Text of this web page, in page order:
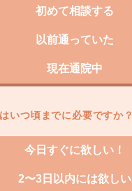
初めて相談する
以前通っていた
現在通院中
いつ頃までに必要ですか？
今日すぐに欲しい！
2〜3日以内には欲しい